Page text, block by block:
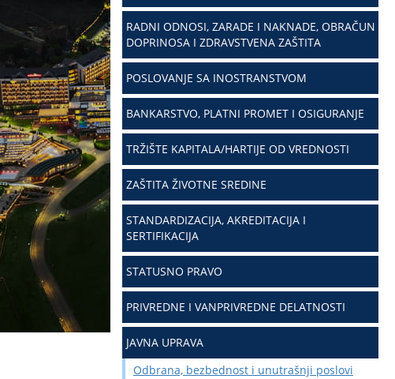
RADNI ODNOSI, ZARADE I NAKNADE, OBRAČUN
DOPRINOSA I ZDRAVSTVENA ZAŠTITA
POSLOVANJE SA INOSTRANSTVOM
BANKARSTVO, PLATNI PROMET I OSIGURANJE
TRŽIŠTE KAPITALA/HARTIJE OD VREDNOSTI
ZAŠTITA ŽIVOTNE SREDINE
STANDARDIZACIJA, AKREDITACIJA I
SERTIFIKACIJA
STATUSNO PRAVO
PRIVREDNE I VANPRIVREDNE DELATNOSTI
JAVNA UPRAVA
Odbrana, bezbednost i unutrašnji poslovi